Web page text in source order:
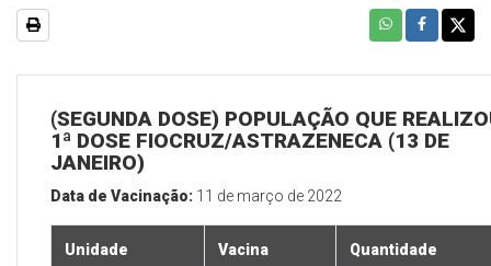
(SEGUNDA DOSE) POPULAÇÃO QUE
1ª DOSE FIOCRUZ/ASTRAZENECA (13 DE
JANEIRO)
Data de Vacinação: 11 de março de 2022
Unidade Vacina Quantidade